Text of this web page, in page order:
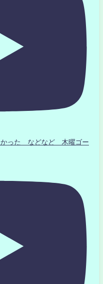
かった などなど 木曜ゴー